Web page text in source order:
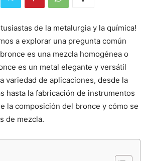
de la metalurgia y la química!
a explorar una pregunta común
es una mezcla homogénea o
es un metal elegante y versátil
variedad de aplicaciones, desde la
hasta la fabricación de instrumentos
la composición del bronce y cómo se
de mezcla.